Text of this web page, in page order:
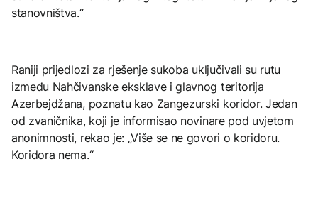
stanovništva.“
Raniji prijedlozi za rješenje sukoba uključivali su rutu
između Nahčivanske eksklave i glavnog teritorija
Azerbejdžana, poznatu kao Zangezurski koridor. Jedan
od zvaničnika, koji je informisao novinare pod uvjetom
anonimnosti, rekao je: „Više se ne govori o koridoru.
Koridora nema.“